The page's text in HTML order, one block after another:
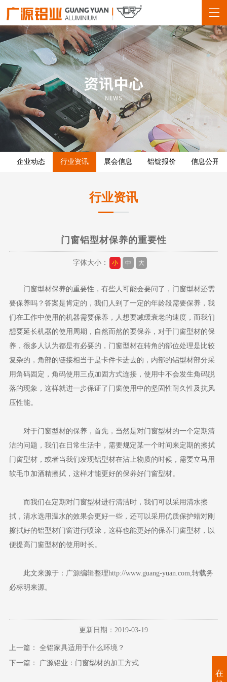
企业动态 行业资讯 展会信息 铝锭报价 信息公开
行业资讯
门窗铝型材保养的重要性
字体大小： 小 中 大
门窗型材保养的重要性，有些人可能会要问了， 门窗型材还需
要保养吗？答案是肯定的，我们人到了一定的年龄段需要保养，我
们在工作中使用的机器需要保养，人想要减缓衰老的速度，而我们
想要延长机器的使用周期，自然而然的要保养，对于门窗型材的保
养，很多人认为都是有必要的，门窗型材在转角的部位处理是比较
复杂的，角部的链接相当于是卡件卡进去的，内部的铝型材部分采
用角码固定，角码使用三点加固方式连接，使用中不会发生角码脱
落的现象，这样就进一步保证了门窗使用中的坚固性耐久性及抗风
压性能。
对于门窗型材的保养，首先，当然是对门窗型材的一个定期清
洁的问题，我们在日常生活中，需要规定某一个时间来定期的擦拭
门窗型材，或者当我们发现铝型材在沾上物质的时候，需要立马用
软毛巾加酒精擦拭，这样才能更好的保养好门窗型材。
而我们在定期对门窗型材进行清洁时，我们可以采用清水擦
拭，清水选用温水的效果会更好一些，还可以采用优质保护蜡对刚
擦拭好的铝型材门窗进行喷涂，这样也能更好的保养门窗型材，以
便提高门窗型材的使用时长。
此文来源于：广源编辑整理http://www.guang-yuan.com,转载务
必标明来源。
更新日期：2019-03-19
上一篇： 全铝家具适用于什么环境？
下一篇：
广源铝业：门窗型材的加工方式
在